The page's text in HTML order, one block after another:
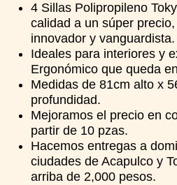
4 Sillas Polipropileno
calidad a un súper
innovador y vanguardista.
Ideales para interiores y
Ergonómico que queda
Medidas de 81cm alto x
profundidad.
Mejoramos el precio en
partir de 10 pzas.
Hacemos entregas a
ciudades de Acapulco y
arriba de 2,000 pesos.